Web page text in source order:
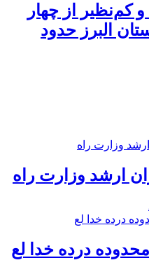
کم‌نظیر از چهار
البرز حدود
ارشد وزارت راه
درده خدا لع